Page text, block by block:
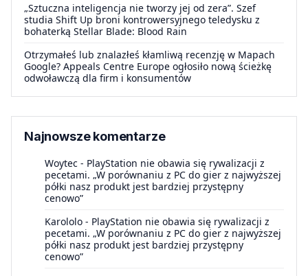
„Sztuczna inteligencja nie tworzy jej od zera”. Szef
studia Shift Up broni kontrowersyjnego teledysku z
bohaterką Stellar Blade: Blood Rain
Otrzymałeś lub znalazłeś kłamliwą recenzję w Mapach
Google? Appeals Centre Europe ogłosiło nową ścieżkę
odwoławczą dla firm i konsumentów
Najnowsze komentarze
Woytec - PlayStation nie obawia się rywalizacji z
pecetami. „W porównaniu z PC do gier z najwyższej
półki nasz produkt jest bardziej przystępny
cenowo”
Karololo - PlayStation nie obawia się rywalizacji z
pecetami. „W porównaniu z PC do gier z najwyższej
półki nasz produkt jest bardziej przystępny
cenowo”